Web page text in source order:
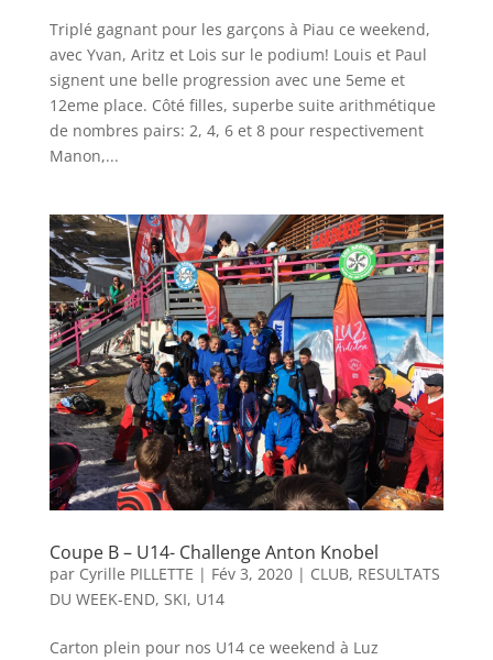
Triplé gagnant pour les garçons à Piau ce weekend,
avec Yvan, Aritz et Lois sur le podium! Louis et Paul
signent une belle progression avec une 5eme et
12eme place. Côté filles, superbe suite arithmétique
de nombres pairs: 2, 4, 6 et 8 pour respectivement
Manon,...
Coupe B – U14- Challenge Anton Knobel
par Cyrille PILLETTE | Fév 3, 2020| CLUB, RESULTATS
DU WEEK-END, SKI, U14
Carton plein pour nos U14 ce weekend à Luz